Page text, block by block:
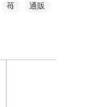
苺 通販